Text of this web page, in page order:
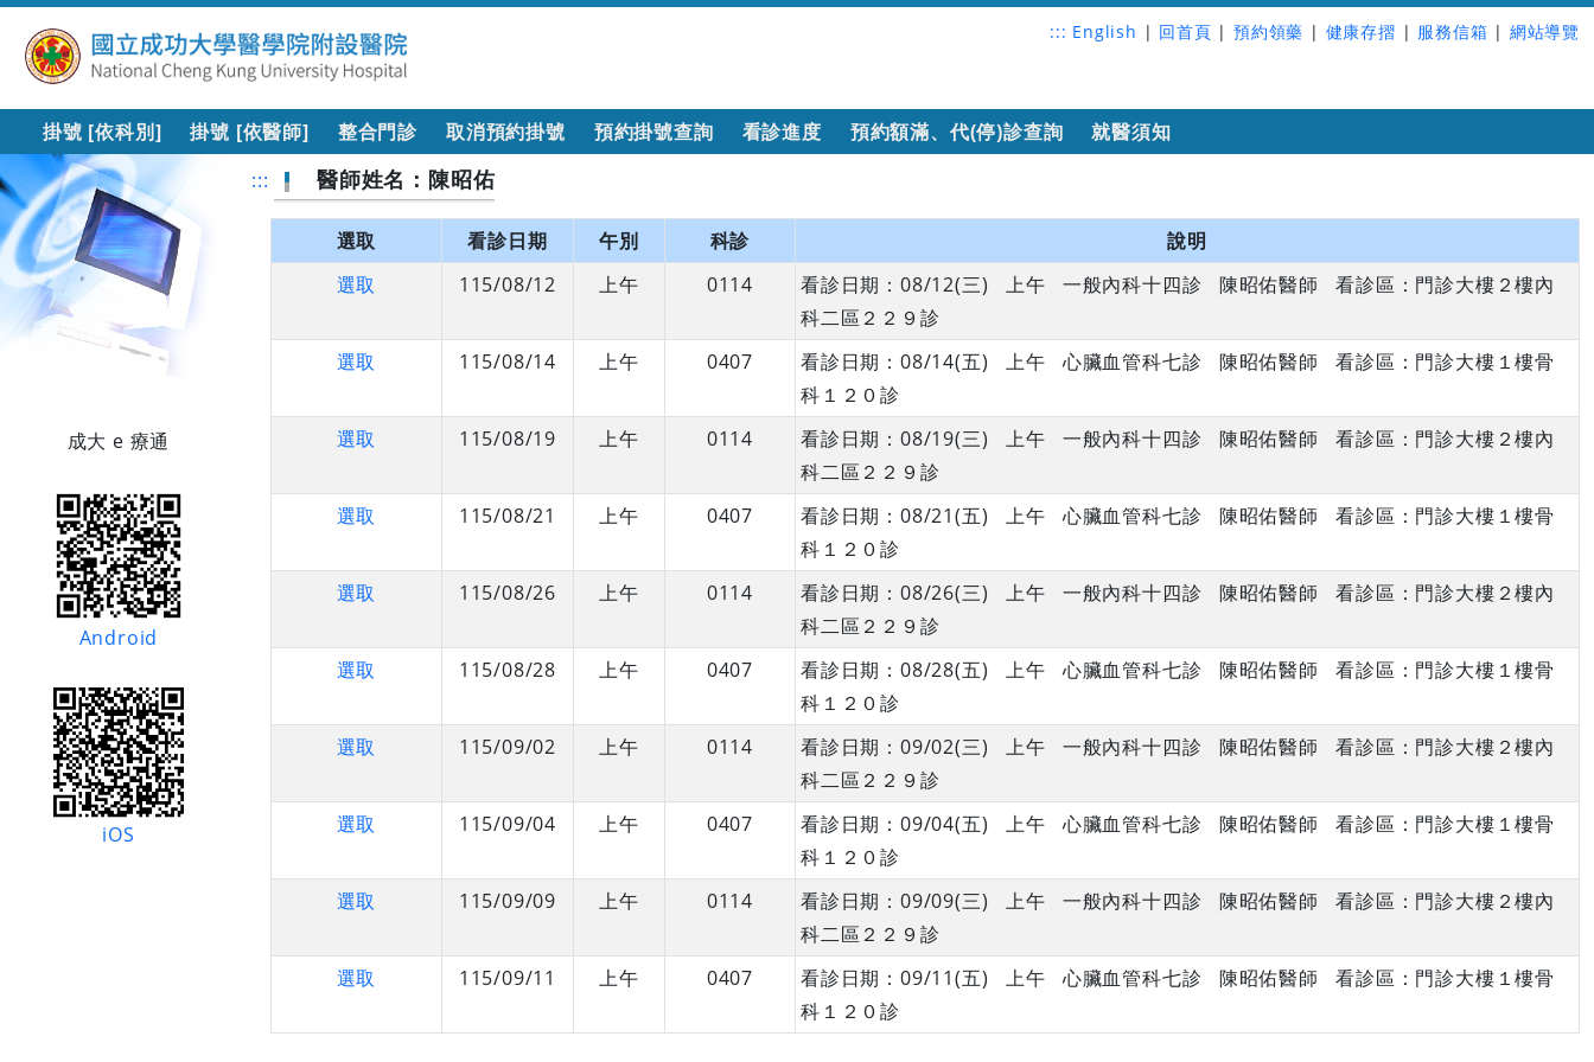
::: English | 回首頁 | 預約領藥 | 健康存摺 | 服務信箱 | 網站導覽
掛號 [依科別] 掛號 [依醫師] 整合門診 取消預約掛號 預約掛號查詢 看診進度 預約額滿、代(停)診查詢 就醫須知
成大 e 療通
Android
iOS
::: 醫師姓名：陳昭佑
選取 看診日期 午別 科診
說明
選取
115/08/12 上午 0114
看診日期：08/12(三) 上午 一般內科十四診 陳昭佑醫師 看診區：門診大樓２樓內
科二區２２９診
選取
115/08/14 上午 0407
看診日期：08/14(五) 上午 心臟血管科七診 陳昭佑醫師 看診區：門診大樓１樓骨
科１２０診
選取
115/08/19 上午 0114
看診日期：08/19(三) 上午 一般內科十四診 陳昭佑醫師 看診區：門診大樓２樓內
科二區２２９診
選取
115/08/21 上午 0407
看診日期：08/21(五) 上午 心臟血管科七診 陳昭佑醫師 看診區：門診大樓１樓骨
科１２０診
選取
115/08/26 上午 0114
看診日期：08/26(三) 上午 一般內科十四診 陳昭佑醫師 看診區：門診大樓２樓內
科二區２２９診
選取
115/08/28 上午 0407
看診日期：08/28(五) 上午 心臟血管科七診 陳昭佑醫師 看診區：門診大樓１樓骨
科１２０診
選取
115/09/02 上午 0114
看診日期：09/02(三) 上午 一般內科十四診 陳昭佑醫師 看診區：門診大樓２樓內
科二區２２９診
選取
115/09/04 上午 0407
看診日期：09/04(五) 上午 心臟血管科七診 陳昭佑醫師 看診區：門診大樓１樓骨
科１２０診
選取
115/09/09 上午 0114
看診日期：09/09(三) 上午 一般內科十四診 陳昭佑醫師 看診區：門診大樓２樓內
科二區２２９診
選取
115/09/11 上午 0407
看診日期：09/11(五) 上午 心臟血管科七診 陳昭佑醫師 看診區：門診大樓１樓骨
科１２０診